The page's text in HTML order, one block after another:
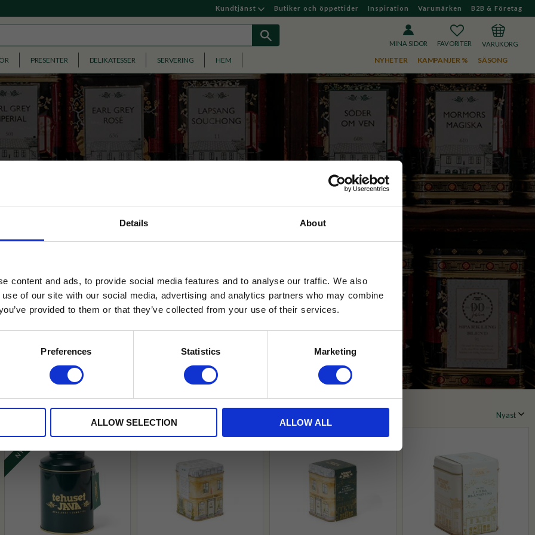
Details About
content and ads, to provide social media features and to analyse our traffic. We also
of our site with our social media, advertising and analytics partners who may combine
provided to them or that they’ve collected from your use of their services.
Preferences Statistics Marketing
ALLOW SELECTION ALLOW ALL
Kundtjänst Butiker och öppettider Inspiration Varumärken B2B & Företag
MINA SIDOR
FAVORITERKUNDVAGN
PRESENTER DELIKATESSER SERVERING HEM NYHETER KAMPANJER % SÄSONG
NYHET
Läs mer
Rabatten fungerar endast
med andra erbjudanden.